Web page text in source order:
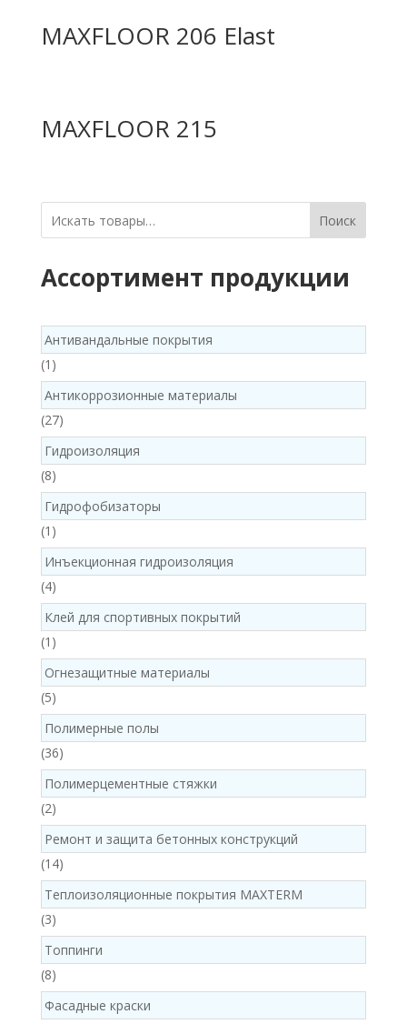
MAXFLOOR 206 Elast
MAXFLOOR 215
Поиск
Ассортимент продукции
Антивандальные покрытия
1 1
product
Антикоррозионные материалы
2727
products
Гидроизоляция
88
products
Гидрофобизаторы
1 1
product
Инъекционная гидроизоляция
44
products
Клей для спортивных покрытий
1 1
product
Огнезащитные материалы
55
products
Полимерные полы
3636
products
Полимерцементные стяжки
22
products
Ремонт и защита бетонных конструкций
1414
products
Теплоизоляционные покрытия MAXTERM
33
products
Топпинги
88
products
Фасадные краски